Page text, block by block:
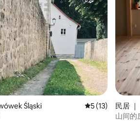
5 分），共 63 条评价
Śląski 平均评分 5 分（
5 (13)
民居
山间的